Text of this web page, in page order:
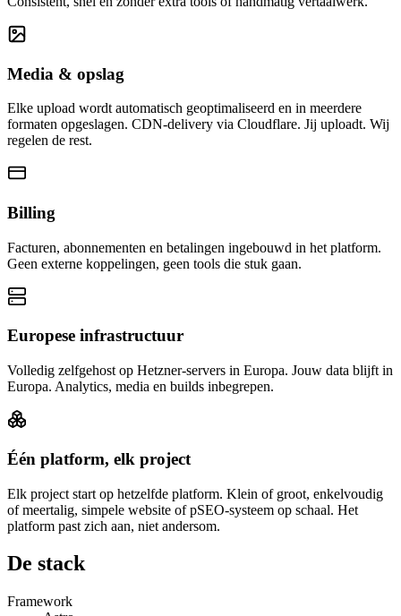
Media & opslag
Elke upload wordt automatisch geoptimaliseerd en in meerdere
formaten opgeslagen. CDN-delivery via Cloudflare. Jij uploadt. Wij
regelen de rest.
Billing
Facturen, abonnementen en betalingen ingebouwd in het platform.
Geen externe koppelingen, geen tools die stuk gaan.
Europese infrastructuur
Volledig zelfgehost op Hetzner-servers in Europa. Jouw data blijft in
Europa. Analytics, media en builds inbegrepen.
Één platform, elk project
Elk project start op hetzelfde platform. Klein of groot, enkelvoudig
of meertalig, simpele website of pSEO-systeem op schaal. Het
platform past zich aan, niet andersom.
De stack
Framework